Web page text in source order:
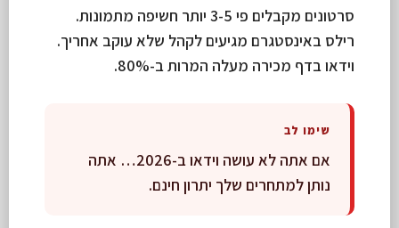
סרטונים מקבלים פי 3-5 יותר חשיפה מתמונות.
רילס באינסטגרם מגיעים לקהל שלא עוקב אחריך.
וידאו בדף מכירה מעלה המרות ב-80%.
שימו לב
אם אתה לא עושה וידאו ב-2026… אתה
נותן למתחרים שלך יתרון חינם.